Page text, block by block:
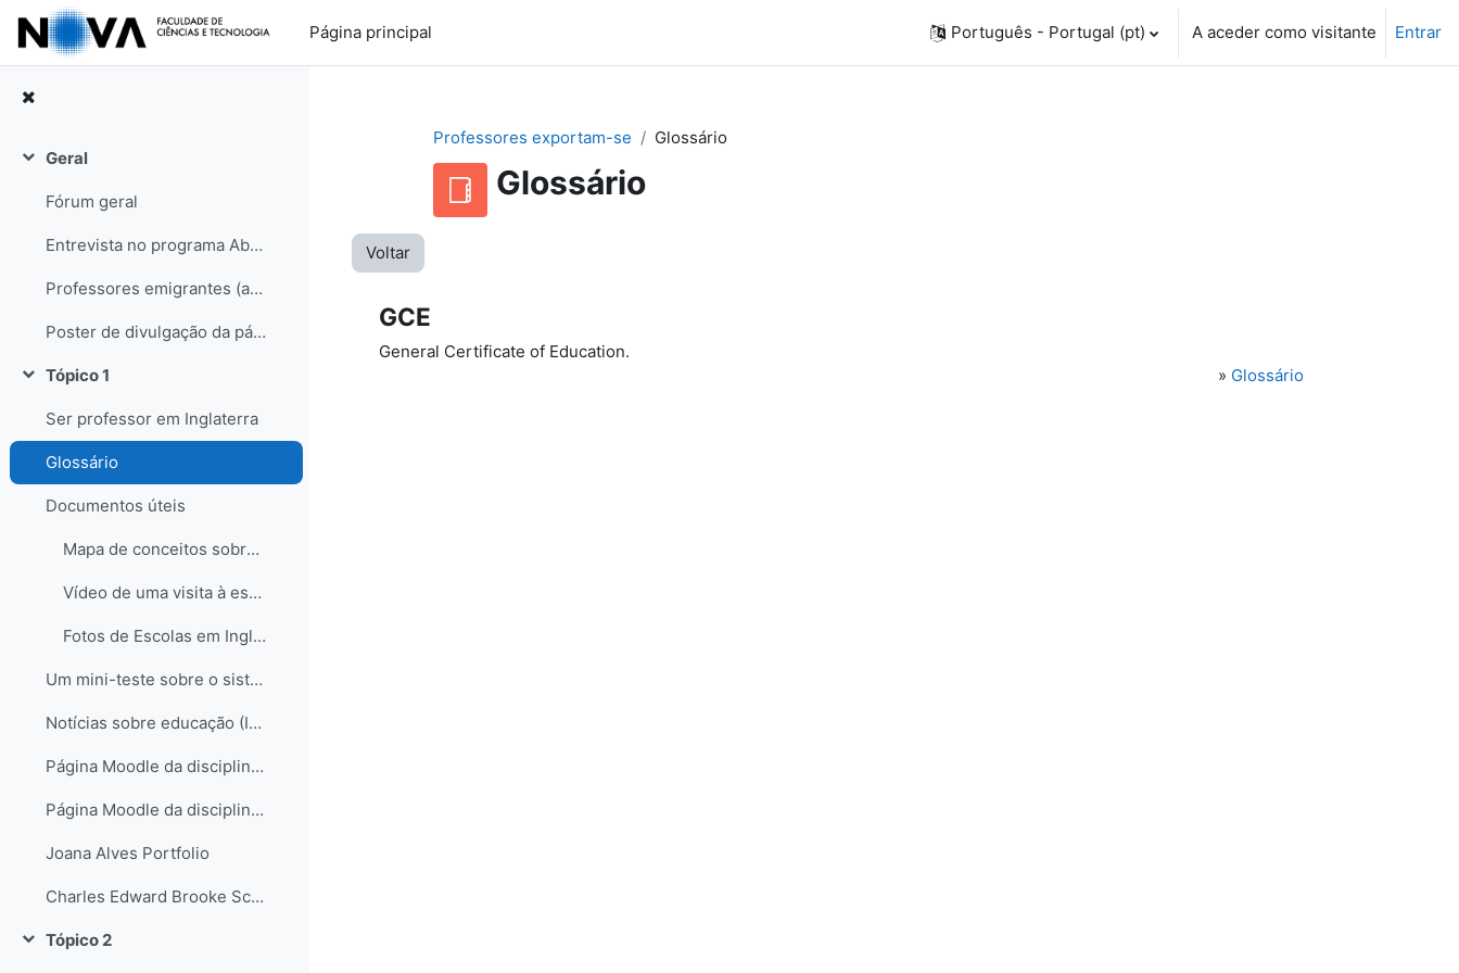
Ir para o conteúdo principal
Página principal
Português - Portugal ‎(pt)‎ A aceder como visitante Entrar
Contrair
Geral
Fórum geral
Entrevista no programa Abraço de Domingo (RDP internacional)
Professores emigrantes (artigo no semanário Sol, edição de 31-05-08)
Poster de divulgação da página
Contrair
Tópico 1
Ser professor em Inglaterra
Glossário
Documentos úteis
Mapa de conceitos sobre o sistema educativo em Inglaterra
Vídeo de uma visita à escola de Hampstead no Reino Unido
Fotos de Escolas em Inglaterra
Um mini-teste sobre o sistema educativo inglês...
Notícias sobre educação (Inglaterra e não só)
Página Moodle da disciplina de Science
Página Moodle da disciplina de Science II
Joana Alves Portfolio
Charles Edward Brooke School Science Departament
Contrair
Tópico 2
Professores exportam-se Glossário
Glossário
Voltar
GCE
General Certificate of Education.
» Glossário